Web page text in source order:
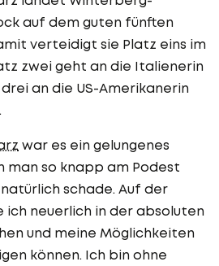
auf dem guten fünften
verteidigt sie Platz eins im
zwei geht an die Italienerin
an die US-Amerikanerin
war es ein gelungenes
man so knapp am Podest
schade. Auf der
neuerlich in der absoluten
und meine Möglichkeiten
können. Ich bin ohne